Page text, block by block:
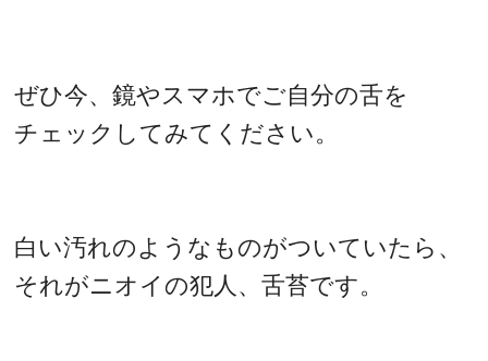
ぜひ今、鏡やスマホでご自分の舌を
チェックしてみてください。
白い汚れのようなものがついていたら、
それがニオイの犯人、舌苔です。